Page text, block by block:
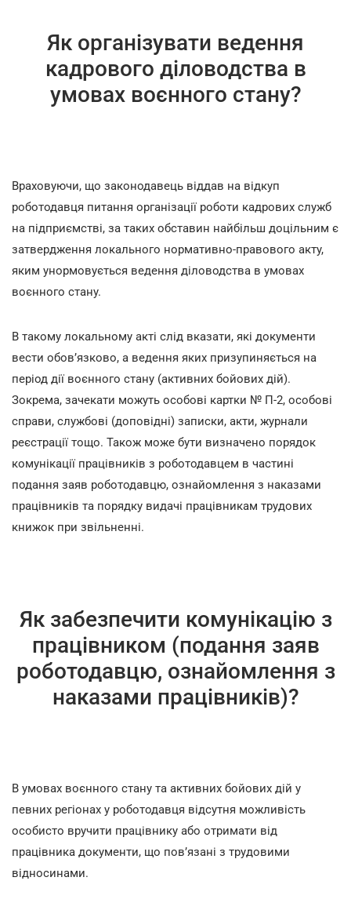
Як організувати ведення
кадрового діловодства в
умовах воєнного стану?
Враховуючи, що законодавець віддав на відкуп
роботодавця питання організації роботи кадрових служб
на підприємстві, за таких обставин найбільш доцільним є
затвердження локального нормативно-правового акту,
яким унормовується ведення діловодства в умовах
воєнного стану.
В такому локальному акті слід вказати, які документи
вести обов’язково, а ведення яких призупиняється на
період дії воєнного стану (активних бойових дій).
Зокрема, зачекати можуть особові картки № П-2, особові
справи, службові (доповідні) записки, акти, журнали
реєстрації тощо. Також може бути визначено порядок
комунікації працівників з роботодавцем в частині
подання заяв роботодавцю, ознайомлення з наказами
працівників та порядку видачі працівникам трудових
книжок при звільненні.
Як забезпечити комунікацію з
працівником (подання заяв
роботодавцю, ознайомлення з
наказами працівників)?
В умовах воєнного стану та активних бойових дій у
певних регіонах у роботодавця відсутня можливість
особисто вручити працівнику або отримати від
працівника документи, що пов’язані з трудовими
відносинами.